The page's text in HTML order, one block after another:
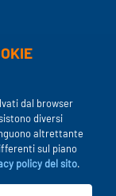
dal browser
diversi
altrettante
sul piano
policy del sito.